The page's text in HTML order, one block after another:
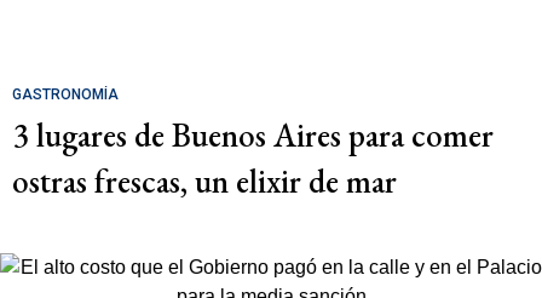
GASTRONOMÍA
3 lugares de Buenos Aires para comer
ostras frescas, un elixir de mar